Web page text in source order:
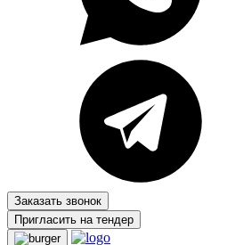
Заказать звонок
Пригласить на тендер